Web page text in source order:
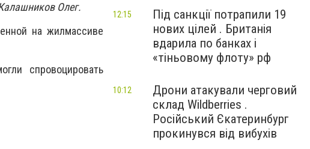
Олег.
на жилмассиве
спровоцировать
Під санкції потрапили 19
нових цілей . Британія
вдарила по банках і
«тіньовому флоту» рф
12:15
Дрони атакували черговий
склад Wildberries .
Російський Єкатеринбург
прокинувся від вибухів
10:12